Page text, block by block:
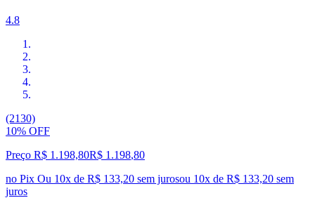
4.8
(2130)
10% OFF
Preço R$ 1.198,80R$ 1.198,80
no Pix Ou 10x de R$ 133,20 sem jurosou 10x de R$ 133,20 sem
juros